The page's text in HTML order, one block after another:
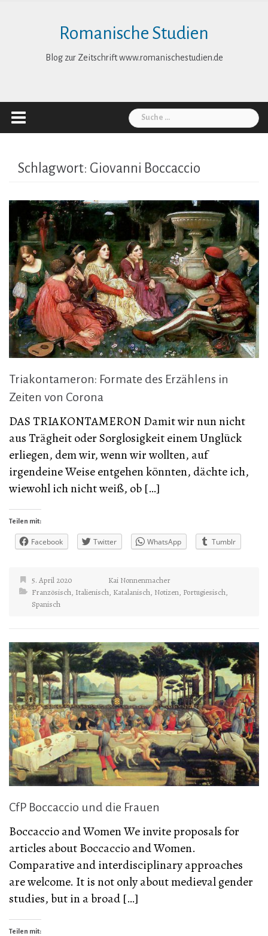
Romanische Studien
Blog zur Zeitschrift www.romanischestudien.de
Suche
nach:
Schlagwort: Giovanni Boccaccio
Triakontameron: Formate des Erzählens in
Zeiten von Corona
DAS TRIAKONTAMERON Damit wir nun nicht
aus Trägheit oder Sorglosigkeit einem Unglück
erliegen, dem wir, wenn wir wollten, auf
irgendeine Weise entgehen könnten, dächte ich,
wiewohl ich nicht weiß, ob […]
Teilen mit:
Facebook Twitter WhatsApp Tumblr
5. April 2020
Kai Nonnenmacher
Französisch, Italienisch, Katalanisch, Notizen, Portugiesisch,
Spanisch
CfP Boccaccio und die Frauen
Boccaccio and Women We invite proposals for
articles about Boccaccio and Women.
Comparative and interdisciplinary approaches
are welcome. It is not only about medieval gender
studies, but in a broad […]
Teilen mit: